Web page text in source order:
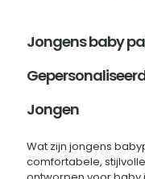
Jongens baby
Jongen
Wat zijn jongens
comfortabele,